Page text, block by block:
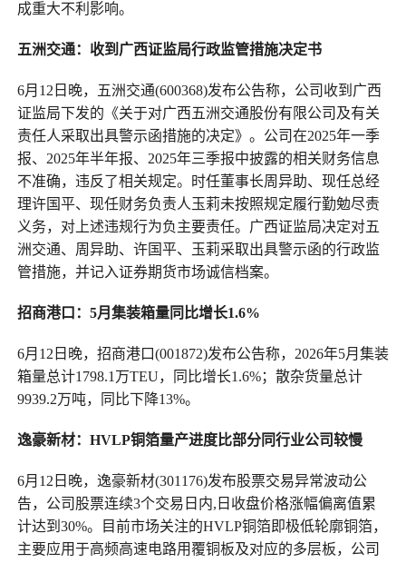
成重大不利影响。
五洲交通：收到广西证监局行政监管措施决定书
6月12日晚，五洲交通(600368)发布公告称，公司收到广西
证监局下发的《关于对广西五洲交通股份有限公司及有关
责任人采取出具警示函措施的决定》。公司在2025年一季
报、2025年半年报、2025年三季报中披露的相关财务信息
不准确，违反了相关规定。时任董事长周异助、现任总经
理许国平、现任财务负责人玉莉未按照规定履行勤勉尽责
义务，对上述违规行为负主要责任。广西证监局决定对五
洲交通、周异助、许国平、玉莉采取出具警示函的行政监
管措施，并记入证券期货市场诚信档案。
招商港口：5月集装箱量同比增长1.6%
6月12日晚，招商港口(001872)发布公告称，2026年5月集装
箱量总计1798.1万TEU，同比增长1.6%；散杂货量总计
9939.2万吨，同比下降13%。
逸豪新材：HVLP铜箔量产进度比部分同行业公司较慢
6月12日晚，逸豪新材(301176)发布股票交易异常波动公
告，公司股票连续3个交易日内,日收盘价格涨幅偏离值累
计达到30%。目前市场关注的HVLP铜箔即极低轮廓铜箔，
主要应用于高频高速电路用覆铜板及对应的多层板，公司